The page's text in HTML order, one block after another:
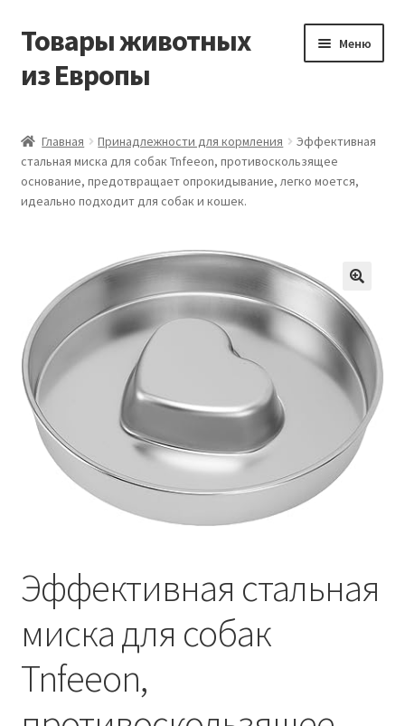
Перейти
навигации
Перейти
содержимому
Товары животных
из Европы
Меню
Виды доставки
Заказать доставку корма из Германии
Корзина
Мой аккаунт
О компании
Отзывы
Оформление заказа
Скидки
Главная Принадлежности для кормления
Эффективная
стальная миска для собак Tnfeeon, противоскользящее
основание, предотвращает опрокидывание, легко моется,
идеально подходит для собак и кошек.
Эффективная стальная
миска для собак
Tnfeeon,